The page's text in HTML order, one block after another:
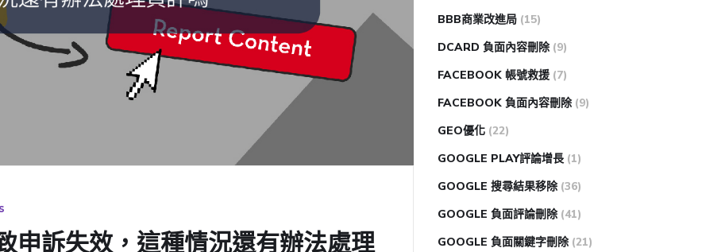
申訴失效，這種情況還有辦法處理
BBB商業改進局 (15)
DCARD 負面內容刪除 (9)
FACEBOOK 帳號救援 (7)
FACEBOOK 負面內容刪除 (9)
GEO優化 (22)
GOOGLE PLAY評論增長 (1)
GOOGLE 搜尋結果移除 (36)
GOOGLE 負面評論刪除 (41)
GOOGLE 負面關鍵字刪除 (21)